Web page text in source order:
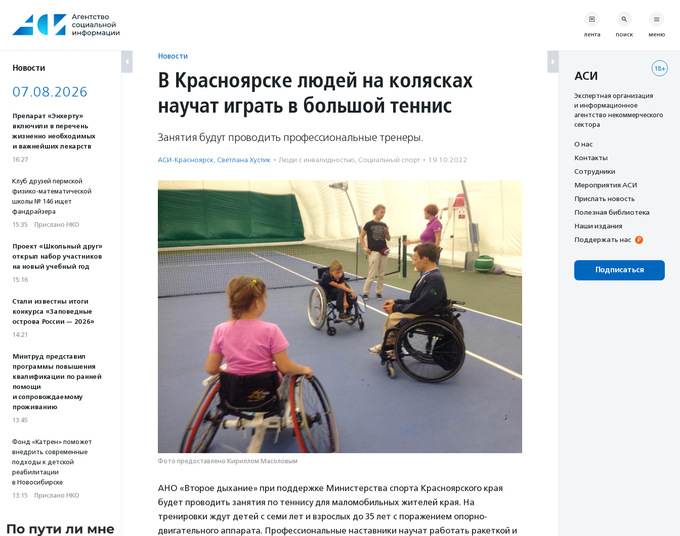
содержанию
Новости
07.08.2026
Препарат «Энхерту»
включили в перечень
жизненно необходимых
и важнейших лекарств
16:27
Клуб друзей пермской
физико-математической
школы № 146 ищет
фандрайзера
15:35 · Прислано НКО
Проект «Школьный друг»
открыл набор участников
на новый учебный год
15:16
Стали известны итоги
конкурса «Заповедные
острова России — 2026»
14:21
Минтруд представил
программы повышения
квалификации по ранней
помощи
и сопровождаемому
проживанию
13:45
Фонд «Катрен» поможет
внедрить современные
подходы к детской
реабилитации
в Новосибирске
13:15 · Прислано НКО
Новости
В Красноярске людей на колясках
научат играть в большой теннис
Занятия будут проводить профессиональные тренеры.
АСИ-Красноярск, Светлана Хустик · Люди с инвалидностью, Социальный спорт · 19.10.2022
Фото предоставлено Кириллом Масоловым
АНО «Второе дыхание» при поддержке Министерства спорта Красноярского края
будет проводить занятия по теннису для маломобильных жителей края. На
тренировки ждут детей с семи лет и взрослых до 35 лет с поражением опорно-
двигательного аппарата. Профессиональные наставники научат работать ракеткой и
лента поиск меню
18+
АСИ
Экспертная организация
и информационное
агентство некоммерческого
сектора
О нас
Контакты
Сотрудники
Мероприятия АСИ
Прислать новость
Полезная библиотека
Наши издания
Поддержать нас
Подписаться